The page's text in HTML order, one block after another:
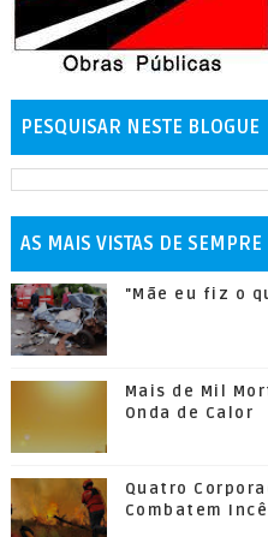
PESQUISAR NESTE BLOGUE
AS MAIS VISTAS DE SEMPRE
"Mãe eu fiz o
Mais de Mil
Onda de Calor
Quatro
Combatem